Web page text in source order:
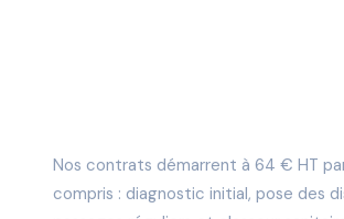
Nos contrats démarrent à 64 € HT
compris : diagnostic initial, pose des